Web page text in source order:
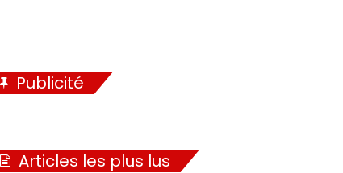
Publicité
Articles les plus lus